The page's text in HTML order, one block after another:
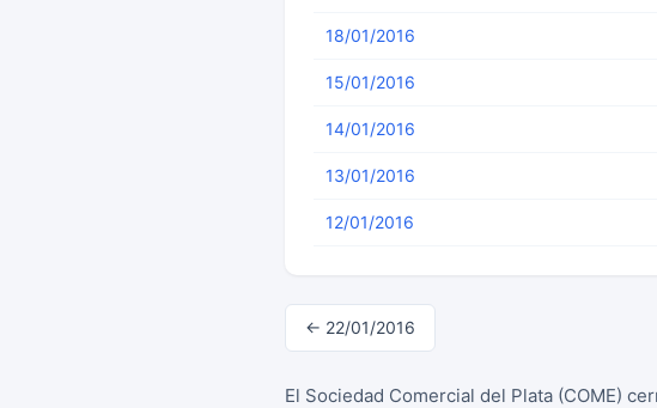
18/01/2016
15/01/2016
14/01/2016
13/01/2016
12/01/2016
← 22/01/2016
El Sociedad Comercial del Plata (COME)